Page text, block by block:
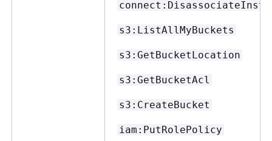
s3:ListAllMyBuckets
s3:GetBucketLocation
s3:GetBucketAcl
s3:CreateBucket
iam:PutRolePolicy